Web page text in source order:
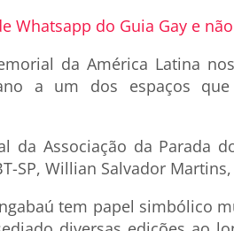
Whatsapp do Guia Gay e
da América Latina
a um dos espaços
da Associação da Parada
SP, Willian Salvador
tem papel simbólico